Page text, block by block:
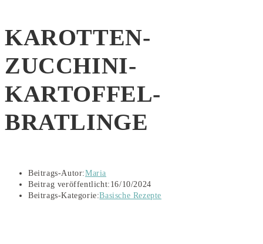
KAROTTEN-
ZUCCHINI-
KARTOFFEL-
BRATLINGE
Beitrags-Autor:Maria
Beitrag veröffentlicht: 16/10/2024
Beitrags-Kategorie:Basische Rezepte